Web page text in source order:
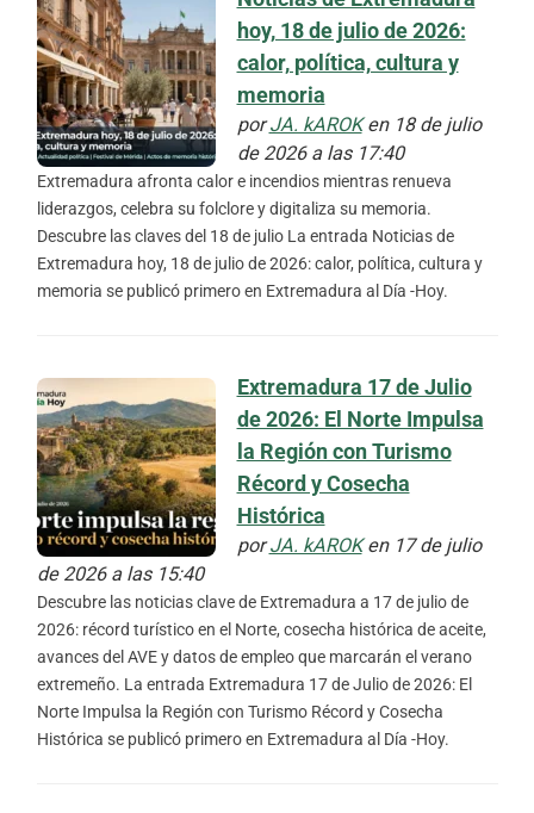
hoy, 18 de julio de 2026:
calor, política, cultura y
memoria
porJA. kAROKen 18 de julio
de 2026 a las 17:40
Extremadura afronta calor e incendios mientras renueva
liderazgos, celebra su folclore y digitaliza su memoria.
Descubre las claves del 18 de julio La entrada Noticias de
Extremadura hoy, 18 de julio de 2026: calor, política, cultura y
memoria se publicó primero en Extremadura al Día -Hoy.
Extremadura 17 de Julio
de 2026: El Norte Impulsa
la Región con Turismo
Récord y Cosecha
Histórica
porJA. kAROKen 17 de julio
de 2026 a las 15:40
Descubre las noticias clave de Extremadura a 17 de julio de
2026: récord turístico en el Norte, cosecha histórica de aceite,
avances del AVE y datos de empleo que marcarán el verano
extremeño. La entrada Extremadura 17 de Julio de 2026: El
Norte Impulsa la Región con Turismo Récord y Cosecha
Histórica se publicó primero en Extremadura al Día -Hoy.